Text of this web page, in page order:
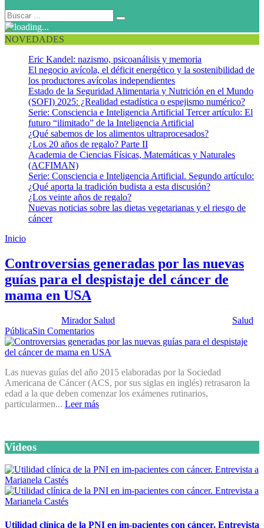
NOVEDADES
Eric Kandel: nazismo, psicoanálisis y memoria
El negocio avícola, el déficit energético y la sostenibilidad de
los productores avícolas independientes
Estado de la Seguridad Alimentaria y Nutrición en el Mundo
(SOFI) 2025: ¿Realidad estadística o espejismo numérico?
Serie: Consciencia e Inteligencia Artificial Tercer artículo: El
futuro “ilimitado” de la Inteligencia Artificial
¿Qué sabemos de los alimentos ultraprocesados?
¿Los 20 años de regalo? Parte II
Academia de Ciencias Físicas, Matemáticas y Naturales
(ACFIMAN)
Serie: Consciencia e Inteligencia Artificial. Segundo artículo:
¿Qué aporta la tradición budista a esta discusión?
¿Los veinte años de regalo?
Nuevas noticias sobre las dietas vegetarianas y el riesgo de
cáncer
Inicio
Controversias generadas por las nuevas
guías para el despistaje del cáncer de
mama en USA
Mirador Salud
Salud
PúblicaSin Comentarios
Las nuevas guías del año 2015 elaboradas por la Sociedad
Americana de Cáncer (ACS, por sus siglas en inglés) retrasaron la
edad a la que deben comenzar los exámenes rutinarios,
particularmen... Leer más
Videos
Utilidad clínica de la PNI en im-pacientes con cáncer. Entrevista